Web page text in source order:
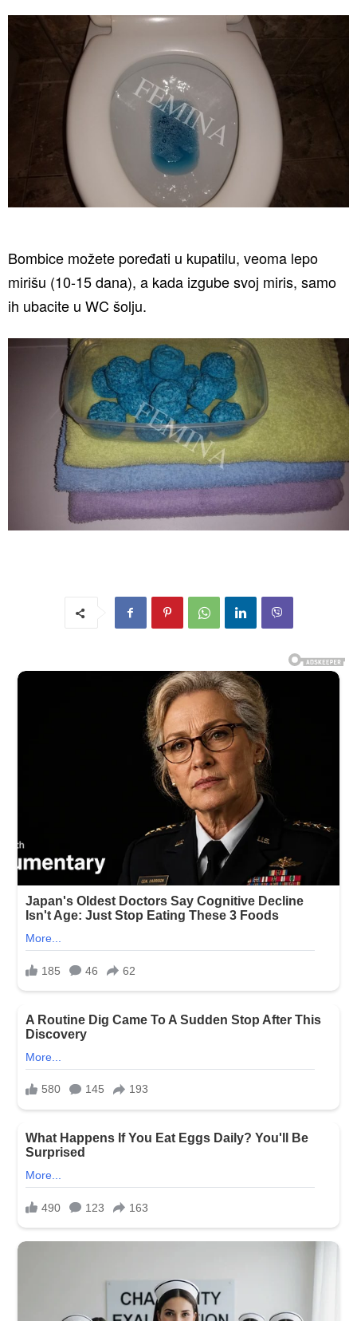
Bombice možete poređati u kupatilu, veoma lepo
mirišu (10-15 dana), a kada izgube svoj miris, samo
ih ubacite u WC šolju.